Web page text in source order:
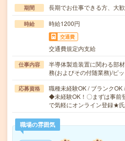
期間 長期でお仕事できる方、大歓
時給 時給1200円
交通費
交通費規定内支給
仕事内容
半導体製造装置に関わる部
務(およびその付随業務)/ピ
応募資格
職種未経験OK / ブランクOK
◆未経験OK！〇まずは事前
で気軽にオンライン登録★
職場の雰囲気